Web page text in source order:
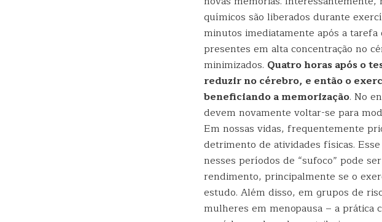
químicos são liberados durante
minutos imediatamente após a tarefa
presentes em alta concentração no
minimizados. Quatro horas após o
reduzir no cérebro, e então o
beneficiando a memorização. No
devem novamente voltar-se para
Em nossas vidas, frequentemente
detrimento de atividades físicas.
nesses períodos de “sufoco” pode
rendimento, principalmente se o
estudo. Além disso, em grupos de
mulheres em menopausa – a prática